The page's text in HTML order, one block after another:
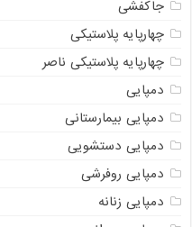
جاکفشی
چهارپایه پلاستیکی
چهارپایه پلاستیکی ناصر
دمپایی
دمپایی بیمارستانی
دمپایی دستشویی
دمپایی روفرشی
دمپایی زنانه